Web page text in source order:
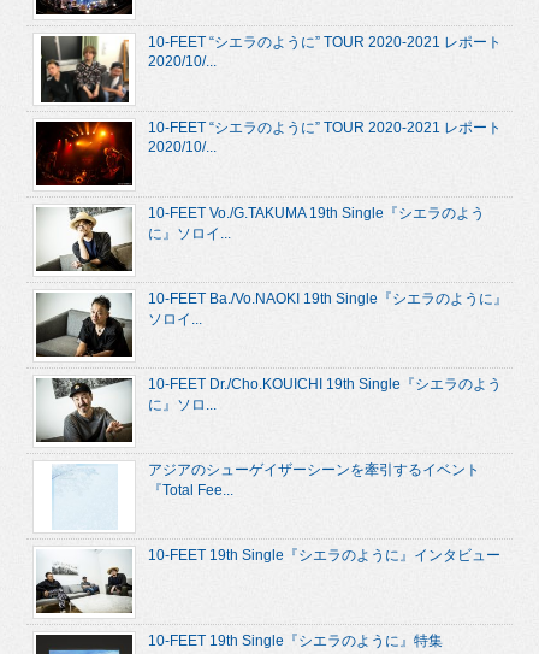
10-FEET “シエラのように” TOUR 2020-2021 レポート
2020/10/...
10-FEET “シエラのように” TOUR 2020-2021 レポート
2020/10/...
10-FEET Vo./G.TAKUMA 19th Single『シエラのよう
に』ソロイ...
10-FEET Ba./Vo.NAOKI 19th Single『シエラのように』
ソロイ...
10-FEET Dr./Cho.KOUICHI 19th Single『シエラのよう
に』ソロ...
アジアのシューゲイザーシーンを牽引するイベント
『Total Fee...
10-FEET 19th Single『シエラのように』インタビュー
10-FEET 19th Single『シエラのように』特集